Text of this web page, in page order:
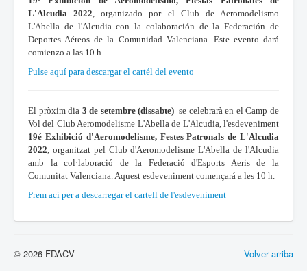
L'Alcudia 2022 , organizado por el Club de Aeromodelismo
L'Abella de l'Alcudia con la colaboración de la Federación de
Deportes Aéreos de la Comunidad Valenciana. Este evento dará
comienzo a las 10 h.
Pulse aquí para descargar el cartél del evento
El pròxim dia 3 de setembre (dissabte) se celebrarà en el Camp de
Vol del Club Aeromodelisme L'Abella de L'Alcudia, l'esdeveniment
19é Exhibició d'Aeromodelisme, Festes Patronals de L'Alcudia
2022 , organitzat pel Club d'Aeromodelisme L'Abella de l'Alcudia
amb la col·laboració de la Federació d'Esports Aeris de la
Comunitat Valenciana. Aquest esdeveniment començará a les 10 h.
Prem ací per a descarregar el cartell de l'esdeveniment
Volver arriba
© 2026 FDACV